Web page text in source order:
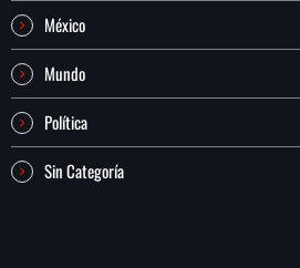
México
Mundo
Política
Sin Categoría